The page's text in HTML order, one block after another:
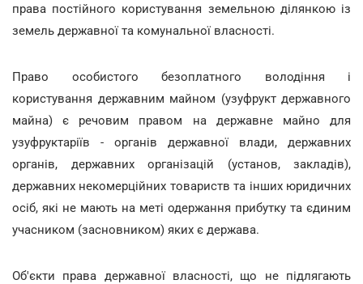
права постійного користування земельною ділянкою із
земель державної та комунальної власності.
Право особистого безоплатного володіння і
користування державним майном (узуфрукт державного
майна) є речовим правом на державне майно для
узуфруктаріїв - органів державної влади, державних
органів, державних організацій (установ, закладів),
державних некомерційних товариств та інших юридичних
осіб, які не мають на меті одержання прибутку та єдиним
учасником (засновником) яких є держава.
Об'єкти права державної власності, що не підлягають